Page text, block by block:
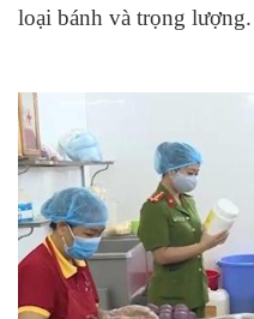
loại bánh và trọng lượng.